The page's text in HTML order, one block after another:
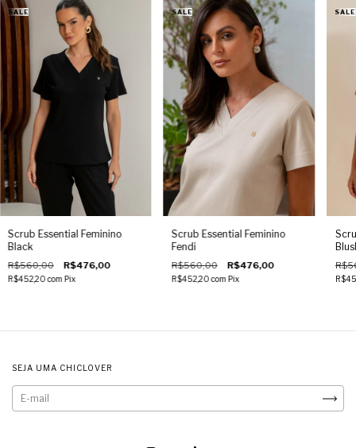
Scrub Essential Feminino
Black
R$560,00 R$476,00
R$452,20com Pix
Scrub Essential Feminino
Fendi
R$560,00 R$476,00
R$452,20com Pix
SEJA UMA CHICLOVER